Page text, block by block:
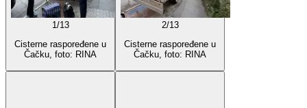
1 /13
Cisterne raspoređene u
Čačku, foto: RINA
2/13
Cisterne raspoređene u
Čačku, foto: RINA